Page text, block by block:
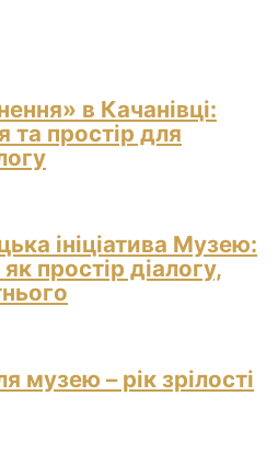
в Качанівці:
та простір для
ініціатива Музею:
простір діалогу,
музею – рік зрілості